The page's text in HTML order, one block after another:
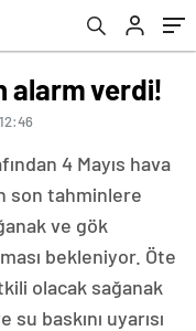
alarm verdi!
4 Mayıs hava
son tahminlere
ve gök
bekleniyor. Öte
olacak sağanak
baskını uyarısı